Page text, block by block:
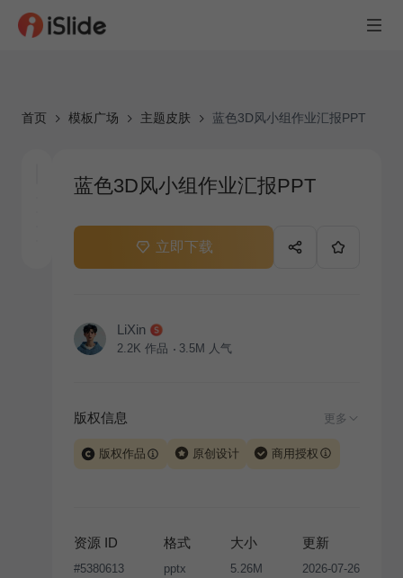
首页 模板广场 主题皮肤 蓝色3D风小组作业汇报PPT
蓝色3D风小组作业汇报PPT
立即下载
LiXin
2.2K 作品 3.5M 人气
版权信息 更多
版权作品 原创设计 商用授权
版权声明
条款，禁止任何形式的转让、出售或出租，未
经投权许可任何人不得擅自转载和分发，否则将接照我
资源 ID
#5380613
格式
pptx
大小
5.26M
更新
2026-07-26